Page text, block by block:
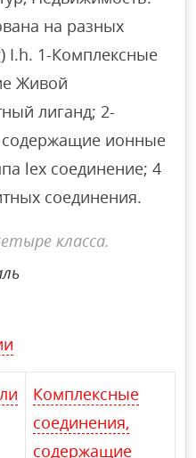
на разных
I.h. 1-Комплексные
Живой
лиганд; 2-
содержащие ионные
lex соединение; 4
соединения.
класса.
Комплексные
соединения,
содержащие